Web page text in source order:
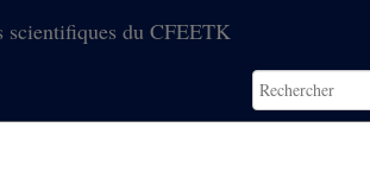
scientifiques du CFEETK